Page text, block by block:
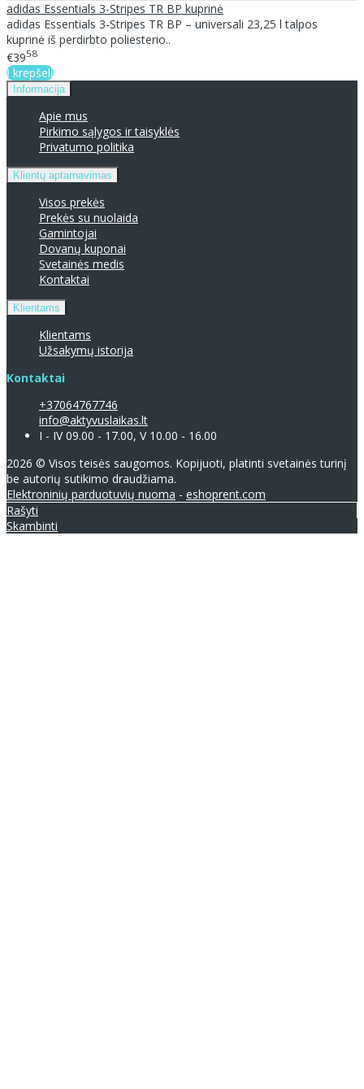
adidas Essentials 3-Stripes TR BP kuprinė
adidas Essentials 3-Stripes TR BP – universali 23,25 l talpos
kuprinė iš perdirbto poliesterio..
€3958
Į krepšelį
Informacija
Apie mus
Pirkimo sąlygos ir taisyklės
Privatumo politika
Klientų aptarnavimas
Visos prekės
Prekės su nuolaida
Gamintojai
Dovanų kuponai
Svetainės medis
Kontaktai
Klientams
Klientams
Užsakymų istorija
Kontaktai
+37064767746
info@aktyvuslaikas.lt
I - IV 09.00 - 17.00, V 10.00 - 16.00
2026 © Visos teisės saugomos. Kopijuoti, platinti svetainės turinį
be autorių sutikimo draudžiama.
Elektroninių parduotuvių nuoma - eshoprent.com
Rašyti
Skambinti